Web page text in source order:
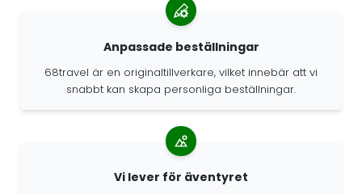
Anpassade beställningar
68travel är en originaltillverkare, vilket innebär att vi
snabbt kan skapa personliga beställningar.
Vi lever för äventyret